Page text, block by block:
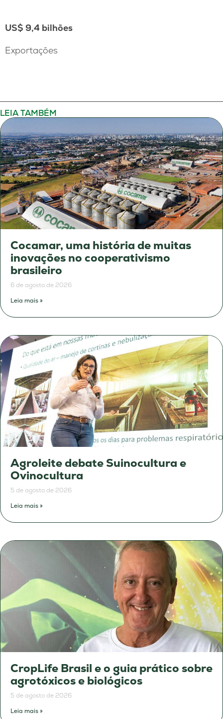
US$ 9,4 bilhões
Exportações
LEIA TAMBÉM
Cocamar, uma história de muitas
inovações no cooperativismo
brasileiro
6 de agosto de 2026
Leia mais »
Agroleite debate Suinocultura e
Ovinocultura
5 de agosto de 2026
Leia mais »
CropLife Brasil e o guia prático sobre
agrotóxicos e biológicos
5 de agosto de 2026
Leia mais »